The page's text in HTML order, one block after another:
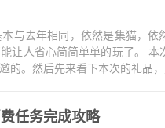
与去年相同，依然是集猫，依
让人省心简简单单的玩了。 本
的。然后先来看下本次的礼品
任务完成攻略